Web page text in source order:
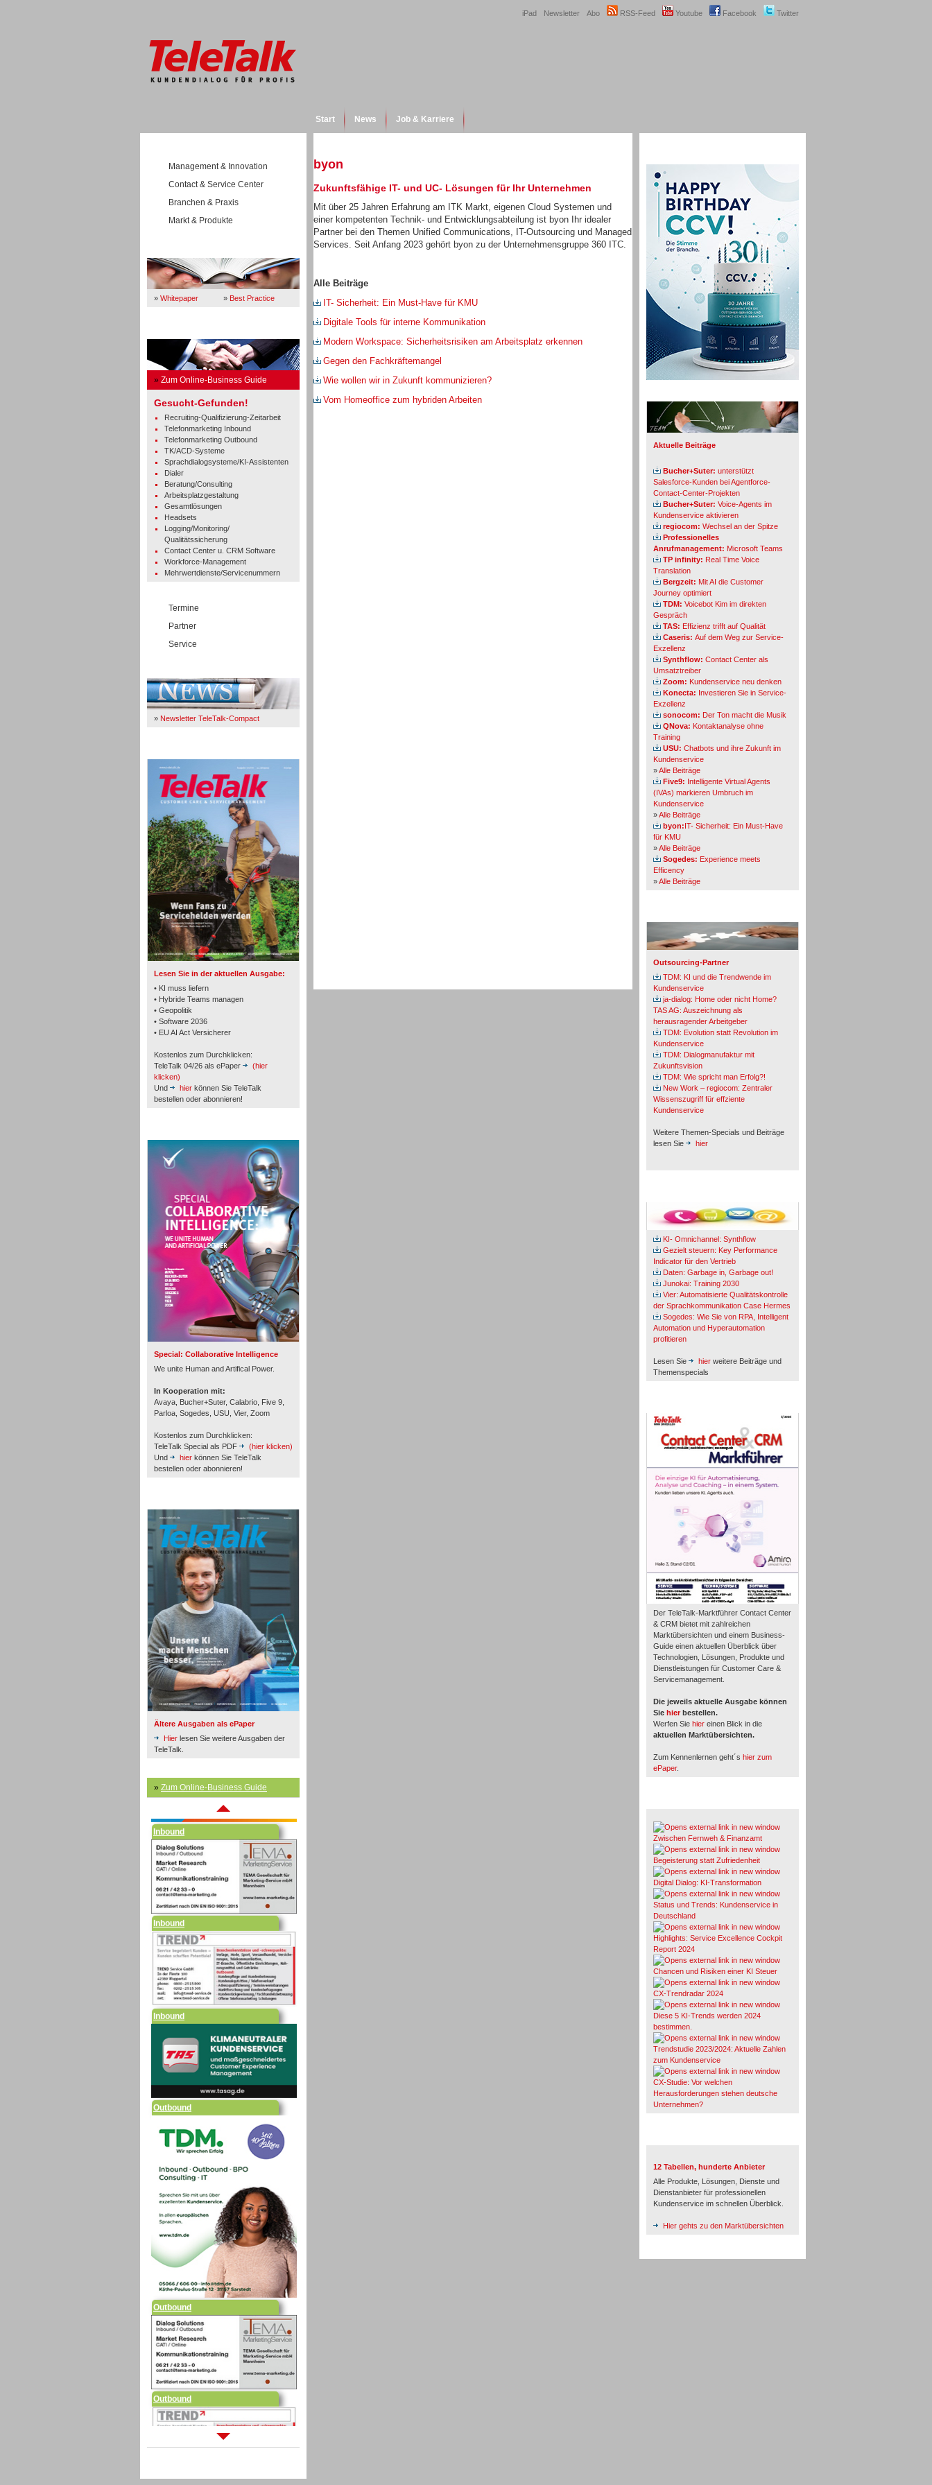
Twitter
Facebook
Youtube
RSS-Feed
Abo
Newsletter
iPad
Start News Job & Karriere
Management & Innovation
Contact & Service Center
Branchen & Praxis
Markt & Produkte
» Whitepaper » Best Practice
» Zum Online-Business Guide
Gesucht-Gefunden!
Recruiting-Qualifizierung-Zeitarbeit
Telefonmarketing Inbound
Telefonmarketing Outbound
TK/ACD-Systeme
Sprachdialogsysteme/KI-Assistenten
Dialer
Beratung/Consulting
Arbeitsplatzgestaltung
Gesamtlösungen
Headsets
Logging/Monitoring/
Qualitätssicherung
Contact Center u. CRM Software
Workforce-Management
Mehrwertdienste/Servicenummern
Termine
Partner
Service
» Newsletter TeleTalk-Compact
Lesen Sie in der aktuellen Ausgabe:
• KI muss liefern
• Hybride Teams managen
• Geopolitik
• Software 2036
• EU AI Act Versicherer
Kostenlos zum Durchklicken:
TeleTalk 04/26 als ePaper
(hier
klicken)
Und
hier können Sie TeleTalk
bestellen oder abonnieren!
Special: Collaborative Intelligence
We unite Human and Artifical Power.
In Kooperation mit:
Avaya, Bucher+Suter, Calabrio, Five 9,
Parloa, Sogedes, USU, Vier, Zoom
Kostenlos zum Durchklicken:
TeleTalk Special als PDF
(hier klicken)
Und
hier können Sie TeleTalk
bestellen oder abonnieren!
Ältere Ausgaben als ePaper
Hier lesen Sie weitere Ausgaben der
TeleTalk.
» Zum Online-Business Guide
TK- und ACD-Systeme
Workforce-Management
Personal
Inbound
Inbound
Inbound
Inbound
Inbound
Outbound
Outbound
Outbound
byon
Zukunftsfähige IT- und UC- Lösungen für Ihr Unternehmen
Mit über 25 Jahren Erfahrung am ITK Markt, eigenen Cloud Systemen und
einer kompetenten Technik- und Entwicklungsabteilung ist byon Ihr idealer
Partner bei den Themen Unified Communications, IT-Outsourcing und Managed
Services. Seit Anfang 2023 gehört byon zu der Unternehmensgruppe 360 ITC.
Alle Beiträge
IT- Sicherheit: Ein Must-Have für KMU
Digitale Tools für interne Kommunikation
Modern Workspace: Sicherheitsrisiken am Arbeitsplatz erkennen
Gegen den Fachkräftemangel
Wie wollen wir in Zukunft kommunizieren?
Vom Homeoffice zum hybriden Arbeiten
Aktuelle Beiträge
Bucher+Suter: unterstützt
Salesforce-Kunden bei Agentforce-
Contact-Center-Projekten
Bucher+Suter: Voice-Agents im
Kundenservice aktivieren
regiocom: Wechsel an der Spitze
Professionelles
Anrufmanagement: Microsoft Teams
TP infinity: Real Time Voice
Translation
Bergzeit: Mit AI die Customer
Journey optimiert
TDM: Voicebot Kim im direkten
Gespräch
TAS: Effizienz trifft auf Qualität
Caseris: Auf dem Weg zur Service-
Exzellenz
Synthflow: Contact Center als
Umsatztreiber
Zoom: Kundenservice neu denken
Konecta: Investieren Sie in Service-
Exzellenz
sonocom: Der Ton macht die Musik
QNova: Kontaktanalyse ohne
Training
USU: Chatbots und ihre Zukunft im
Kundenservice
»Alle Beiträge
Five9: Intelligente Virtual Agents
(IVAs) markieren Umbruch im
Kundenservice
»Alle Beiträge
byon:IT- Sicherheit: Ein Must-Have
für KMU
»Alle Beiträge
Sogedes: Experience meets
Efficency
»Alle Beiträge
Outsourcing-Partner
TDM: KI und die Trendwende im
Kundenservice
ja-dialog: Home oder nicht Home?
TAS AG: Auszeichnung als
herausragender Arbeitgeber
TDM: Evolution statt Revolution im
Kundenservice
TDM: Dialogmanufaktur mit
Zukunftsvision
TDM: Wie spricht man Erfolg?!
New Work – regiocom: Zentraler
Wissenszugriff für effziente
Kundenservice
Weitere Themen-Specials und Beiträge
lesen Sie
hier
KI- Omnichannel: Synthflow
Gezielt steuern: Key Performance
Indicator für den Vertrieb
Daten: Garbage in, Garbage out!
Junokai: Training 2030
Vier: Automatisierte Qualitätskontrolle
der Sprachkommunikation Case Hermes
Sogedes: Wie Sie von RPA, Intelligent
Automation und Hyperautomation
profitieren
Lesen Sie hier weitere Beiträge und
Themenspecials
Der TeleTalk-Marktführer Contact Center
& CRM bietet mit zahlreichen
Marktübersichten und einem Business-
Guide einen aktuellen Überblick über
Technologien, Lösungen, Produkte und
Dienstleistungen für Customer Care &
Servicemanagement.
Die jeweils aktuelle Ausgabe können
Sie hier bestellen.
Werfen Sie hier einen Blick in die
aktuellen Marktübersichten.
Zum Kennenlernen geht´s hier zum
ePaper.
Zwischen Fernweh & Finanzamt
Begeisterung statt Zufriedenheit
Digital Dialog: KI-Transformation
Status und Trends: Kundenservice in
Deutschland
Highlights: Service Excellence Cockpit
Report 2024
Chancen und Risiken einer KI Steuer
CX-Trendradar 2024
Diese 5 KI-Trends werden 2024
bestimmen.
Trendstudie 2023/2024: Aktuelle Zahlen
zum Kundenservice
CX-Studie: Vor welchen
Herausforderungen stehen deutsche
Unternehmen?
12 Tabellen, hunderte Anbieter
Alle Produkte, Lösungen, Dienste und
Dienstanbieter für professionellen
Kundenservice im schnellen Überblick.
Hier gehts zu den Marktübersichten